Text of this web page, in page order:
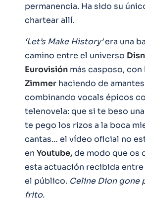
permanencia. Ha sido su
chartear allí.
‘Let’s Make History’era una
camino entre el universo
Eurovisión más casposo, con
Zimmer haciendo de
combinando vocals épicos
telenovela: que si te beso
te pego los rizos a la boca
cantas… el vídeo oficial no
en Youtube,de modo que os
esta actuación recibida
el público. Celine Dion gone
frito.